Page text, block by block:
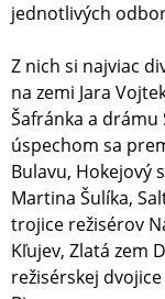
jednotlivých
Z nich si najviac
na zemi Jara
Šafránka a drámu
úspechom sa
Bulavu, Hokejový
Martina Šulíka,
trojice režisérov
Kľujev, Zlatá zem
režisérskej